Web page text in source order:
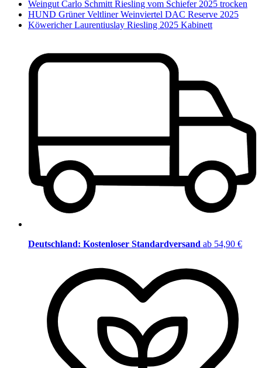
Weingut Carlo Schmitt Riesling vom Schiefer 2025 trocken
HUND Grüner Veltliner Weinviertel DAC Reserve 2025
Köwericher Laurentiuslay Riesling 2025 Kabinett
Deutschland: Kostenloser Standardversand ab 54,90 €